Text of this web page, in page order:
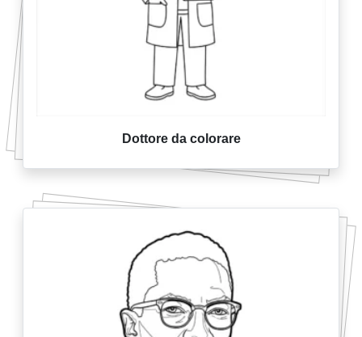
Dottore da colorare